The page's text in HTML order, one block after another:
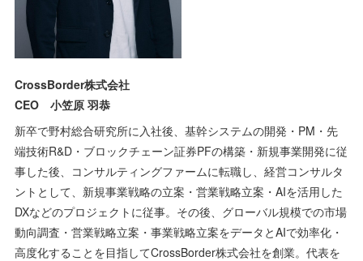
CrossBorder株式会社
CEO 小笠原 羽恭
新卒で野村総合研究所に入社後、基幹システムの開発・PM・先
端技術R&D・ブロックチェーン証券PFの構築・新規事業開発に従
事した後、コンサルティングファームに転職し、経営コンサルタ
ントとして、新規事業戦略の立案・営業戦略立案・AIを活用した
DXなどのプロジェクトに従事。その後、グローバル規模での市場
動向調査・営業戦略立案・事業戦略立案をデータとAIで効率化・
高度化することを目指してCrossBorder株式会社を創業。代表を